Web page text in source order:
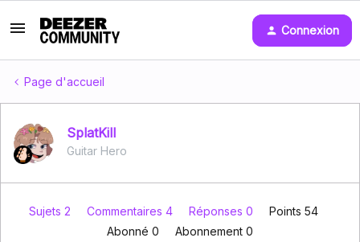
Connexion
Page d'accueil
SplatKill
Guitar Hero
Sujets 2 Commentaires 4 Réponses 0
Points 54
Abonné 0 Abonnement 0